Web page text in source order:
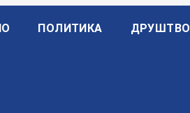
ПОЛИТИКА ДРУШТВО